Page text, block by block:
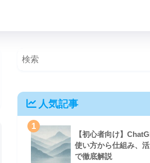
人気記事
1
【初心者向け】
使い方から仕組み、
で徹底解説